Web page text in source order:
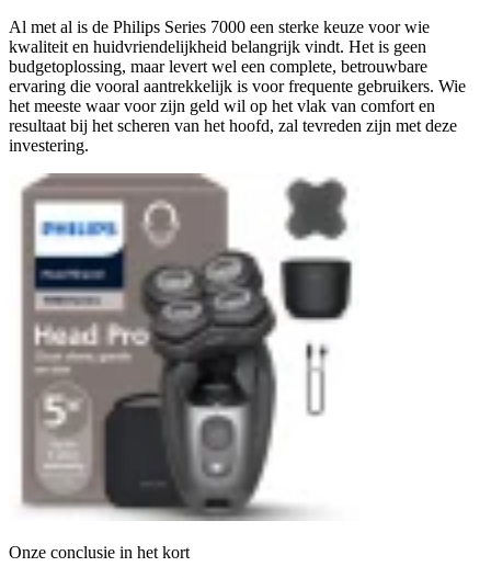
Al met al is de Philips Series 7000 een sterke keuze voor wie
kwaliteit en huidvriendelijkheid belangrijk vindt. Het is geen
budgetoplossing, maar levert wel een complete, betrouwbare
ervaring die vooral aantrekkelijk is voor frequente gebruikers. Wie
het meeste waar voor zijn geld wil op het vlak van comfort en
resultaat bij het scheren van het hoofd, zal tevreden zijn met deze
investering.
Onze conclusie in het kort